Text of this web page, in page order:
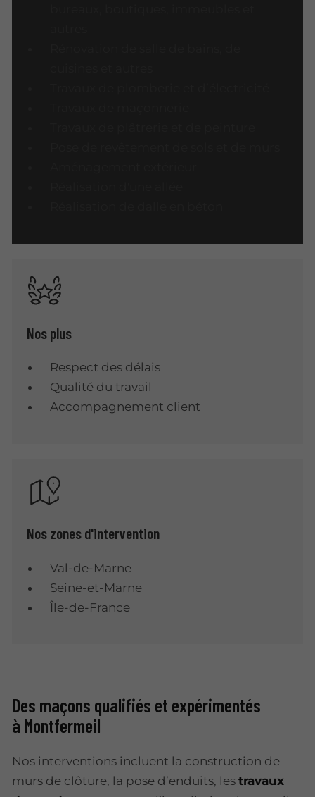
Nos plus
Respect des délais
Qualité du travail
Accompagnement client
Nos zones d'intervention
Val-de-Marne
Seine-et-Marne
Île-de-France
Des maçons qualifiés et expérimentés
à Montfermeil
Nos interventions incluent la construction de
murs de clôture, la pose d’enduits, lestravaux